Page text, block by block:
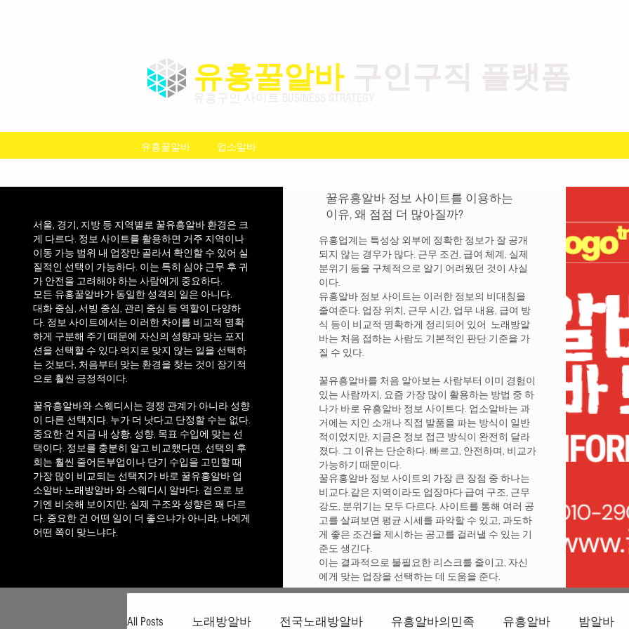
유흥꿀알바구인구직 플랫폼
유흥꿀알바 업소알바
서울, 경기, 지방 등 지역별로 꿀유흥알바 환경은 크
게 다르다. 정보 사이트를 활용하면 거주 지역이나
이동 가능 범위 내 업장만 골라서 확인할 수 있어 실
질적인 선택이 가능하다. 이는 특히 심야 근무 후 귀
가 안전을 고려해야 하는 사람에게 중요하다.
모든 유흥꿀알바가 동일한 성격의 일은 아니다.
대화 중심, 서빙 중심, 관리 중심 등 역할이 다양하
다. 정보 사이트에서는 이러한 차이를 비교적 명확
하게 구분해 주기 때문에 자신의 성향과 맞는 포지
션을 선택할 수 있다. 억지로 맞지 않는 일을 선택하
는 것보다, 처음부터 맞는 환경을 찾는 것이 장기적
으로 훨씬 긍정적이다.
꿀유흥알바와 스웨디시는 경쟁 관계가 아니라 성향
이 다른 선택지다. 누가 더 낫다고 단정할 수는 없다.
중요한 건 지금 내 상황, 성향, 목표 수입에 맞는 선
택이다. 정보를 충분히 알고 비교했다면, 선택의 후
회는 훨씬 줄어든부업이나 단기 수입을 고민할 때
가장 많이 비교되는 선택지가 바로 꿀유흥알바 업
소알바 노래방알바 와 스웨디시 알바다. 겉으로 보
기엔 비슷해 보이지만, 실제 구조와 성향은 꽤 다르
다. 중요한 건 어떤 일이 더 좋으냐가 아니라, 나에게
어떤 쪽이 맞느냐다.
꿀유흥알바 정보 사이트를 이용하는
이유, 왜 점점 더 많아질까?
유흥업계는 특성상 외부에 정확한 정보가 잘 공개
되지 않는 경우가 많다. 근무 조건, 급여 체계, 실제
분위기 등을 구체적으로 알기 어려웠던 것이 사실
이다.
유흥알바 정보 사이트는 이러한 정보의 비대칭을
줄여준다. 업장 위치, 근무 시간, 업무 내용, 급여 방
식 등이 비교적 명확하게 정리되어 있어 노래방알
바는 처음 접하는 사람도 기본적인 판단 기준을 가
질 수 있다.
꿀유흥알바를 처음 알아보는 사람부터 이미 경험이
있는 사람까지, 요즘 가장 많이 활용하는 방법 중 하
나가 바로 유흥알바 정보 사이트다. 업소알바는 과
거에는 지인 소개나 직접 발품을 파는 방식이 일반
적이었지만, 지금은 정보 접근 방식이 완전히 달라
졌다. 그 이유는 단순하다. 빠르고, 안전하며, 비교가
가능하기 때문이다.
꿀유흥알바 정보 사이트의 가장 큰 장점 중 하나는
비교다.같은 지역이라도 업장마다 급여 구조, 근무
강도, 분위기는 모두 다르다. 사이트를 통해 여러 공
고를 살펴보면 평균 시세를 파악할 수 있고, 과도하
게 좋은 조건을 제시하는 공고를 걸러낼 수 있는 기
준도 생긴다.
이는 결과적으로 불필요한 리스크를 줄이고, 자신
에게 맞는 업장을 선택하는 데 도움을 준다.
All Posts 노래방알바 전국노래방알바 유흥알바의민족 유흥알바 밤알바